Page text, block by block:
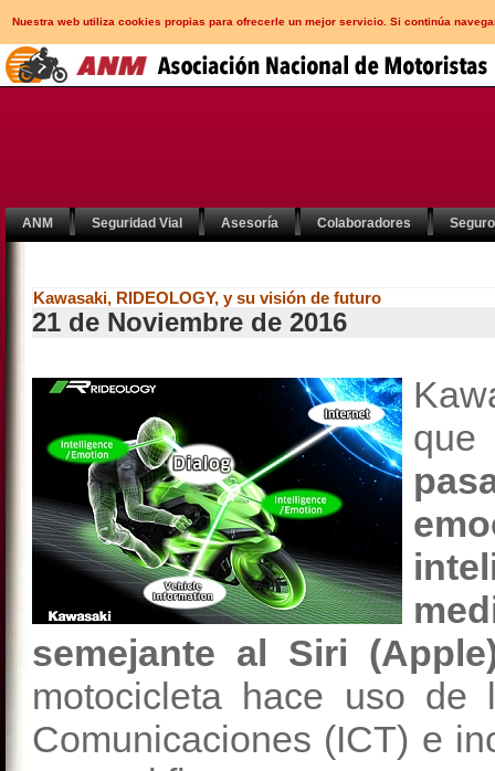
Nuestra web utiliza cookies propias para ofrecerle un mejor servicio. Si continúa
ANM Seguridad Vial Asesoría Colaboradores
Kawasaki, RIDEOLOGY, y su visión de futuro
21 de Noviembre de 2016
que
semejante al Siri
motocicleta hace uso de
Comunicaciones (ICT) e